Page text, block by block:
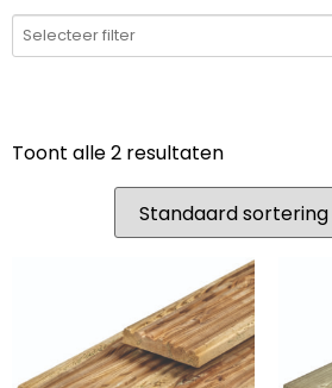
Toont alle 2 resultaten